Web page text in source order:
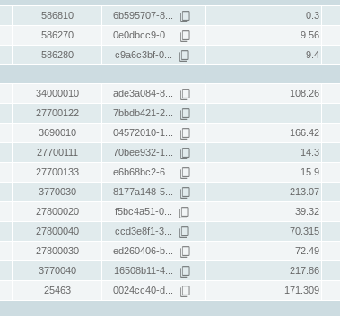
586810 6b595707-8... 0.3
586270 0e0dbcc9-0... 9.56
586280 c9a6c3bf-0... 9.4
34000010 ade3a084-8... 108.26
27700122 7bbdb421-2...
3690010 04572010-1... 166.42
27700111 70bee932-1... 14.3
27700133 e6b68bc2-6... 15.9
3770030 8177a148-5... 213.07
27800020 f5bc4a51-0... 39.32
27800040 ccd3e8f1-3... 70.315
27800030 ed260406-b... 72.49
3770040 16508b11-4... 217.86
25463 0024cc40-d... 171.309